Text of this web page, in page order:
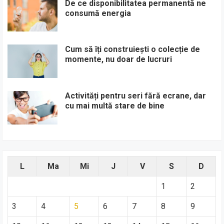
De ce disponibilitatea permanentă ne
consumă energia
Cum să îți construiești o colecție de
momente, nu doar de lucruri
Activități pentru seri fără ecrane, dar
cu mai multă stare de bine
L Ma Mi J V S D
1 2
3 4 5 6 7 8 9